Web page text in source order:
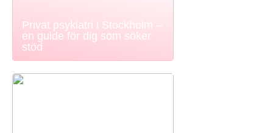
Privat psykiatri i Stockholm –
en guide för dig som söker
stöd